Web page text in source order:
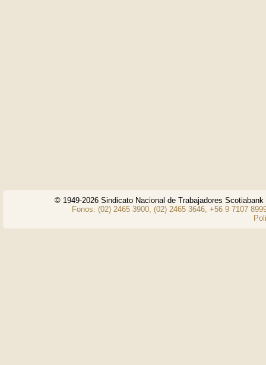
© 1949-2026 Sindicato Nacional de Trabajadores
Fonos: (02) 2465 3900, (02) 2465 3646, +56 9 7107